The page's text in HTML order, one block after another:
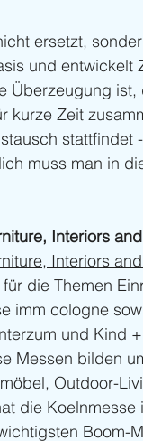
ersetzt,
und entwickelt
Überzeugung
kurze Zeit
stattfindet
muss man in
Interiors
Interiors
die Themen
imm cologne
und Kind
Messen bilden
Outdoor-
die
Boom-